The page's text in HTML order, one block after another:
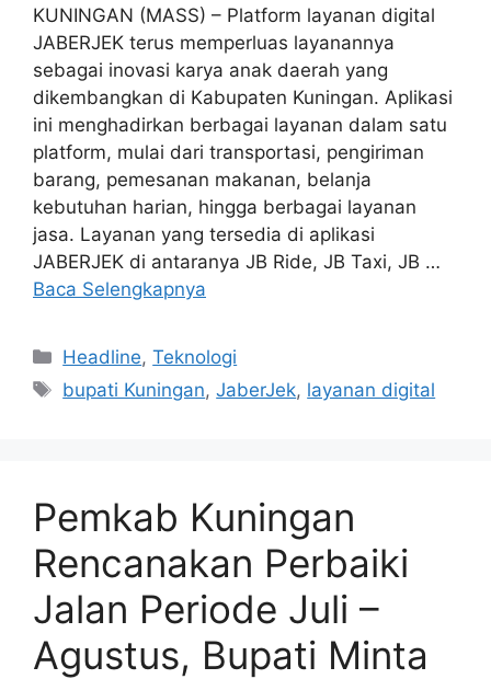
KUNINGAN (MASS) – Platform layanan digital
JABERJEK terus memperluas layanannya
sebagai inovasi karya anak daerah yang
dikembangkan di Kabupaten Kuningan. Aplikasi
ini menghadirkan berbagai layanan dalam satu
platform, mulai dari transportasi, pengiriman
barang, pemesanan makanan, belanja
kebutuhan harian, hingga berbagai layanan
jasa. Layanan yang tersedia di aplikasi
JABERJEK di antaranya JB Ride, JB Taxi, JB …
Baca Selengkapnya
Kategori
Headline,Teknologi
Tag
bupati Kuningan,JaberJek, layanan digital
Pemkab Kuningan
Rencanakan Perbaiki
Jalan Periode Juli –
Agustus, Bupati Minta